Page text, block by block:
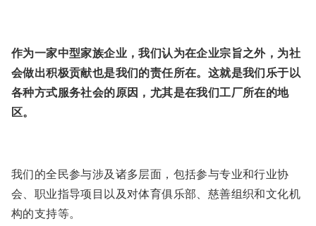
作为一家中型家族企业，我们认为在企业宗旨之外，为社
会做出积极贡献也是我们的责任所在。这就是我们乐于以
各种方式服务社会的原因，尤其是在我们工厂所在的地
区。
我们的全民参与涉及诸多层面，包括参与专业和行业协
会、职业指导项目以及对体育俱乐部、慈善组织和文化机
构的支持等。